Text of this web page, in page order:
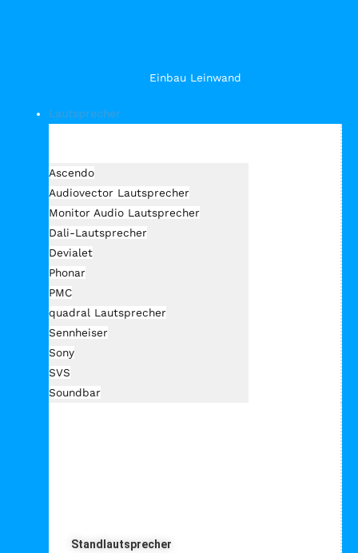
Einbau Leinwand
Lautsprecher
Ascendo
Audiovector Lautsprecher
Monitor Audio Lautsprecher
Dali-Lautsprecher
Devialet
Phonar
PMC
quadral Lautsprecher
Sennheiser
Sony
SVS
Soundbar
Standlautsprecher